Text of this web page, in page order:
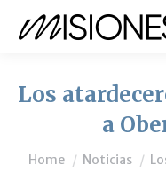
Los
a
You are here:
Home Noticias